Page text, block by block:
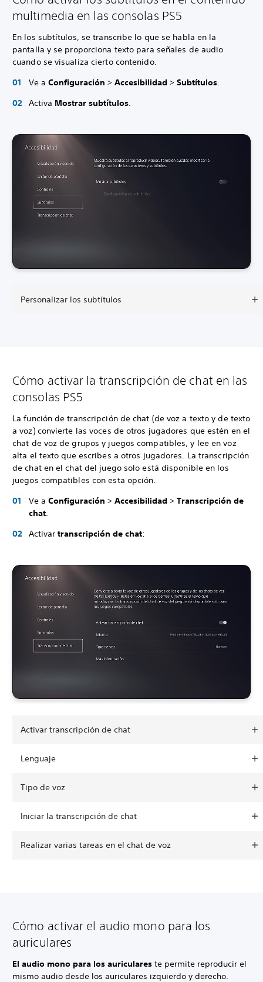
multimedia en las consolas PS5
En los subtítulos, se transcribe lo que se habla en la
pantalla y se proporciona texto para señales de audio
cuando se visualiza cierto contenido.
Ve a Configuración > Accesibilidad > Subtítulos.
Activa Mostrar subtítulos.
Personalizar los subtítulos
Cómo activar la transcripción de chat en las
consolas PS5
La función de transcripción de chat (de voz a texto y de texto
a voz) convierte las voces de otros jugadores que estén en el
chat de voz de grupos y juegos compatibles, y lee en voz
alta el texto que escribes a otros jugadores. La transcripción
de chat en el chat del juego solo está disponible en los
juegos compatibles con esta opción.
Ve a Configuración > Accesibilidad > Transcripción de
chat
Activar transcripción de chat:
Activar transcripción de chat
Lenguaje
Tipo de voz
Iniciar la transcripción de chat
Realizar varias tareas en el chat de voz
Cómo activar el audio mono para los
auriculares
El audio mono para los auriculares te permite reproducir el
mismo audio desde los auriculares izquierdo y derecho.